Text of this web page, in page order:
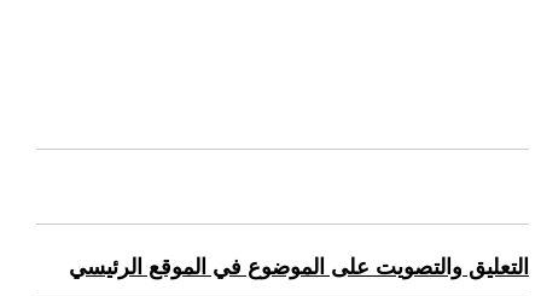
التعليق والتصويت على الموضوع في الموقع الرئيسي